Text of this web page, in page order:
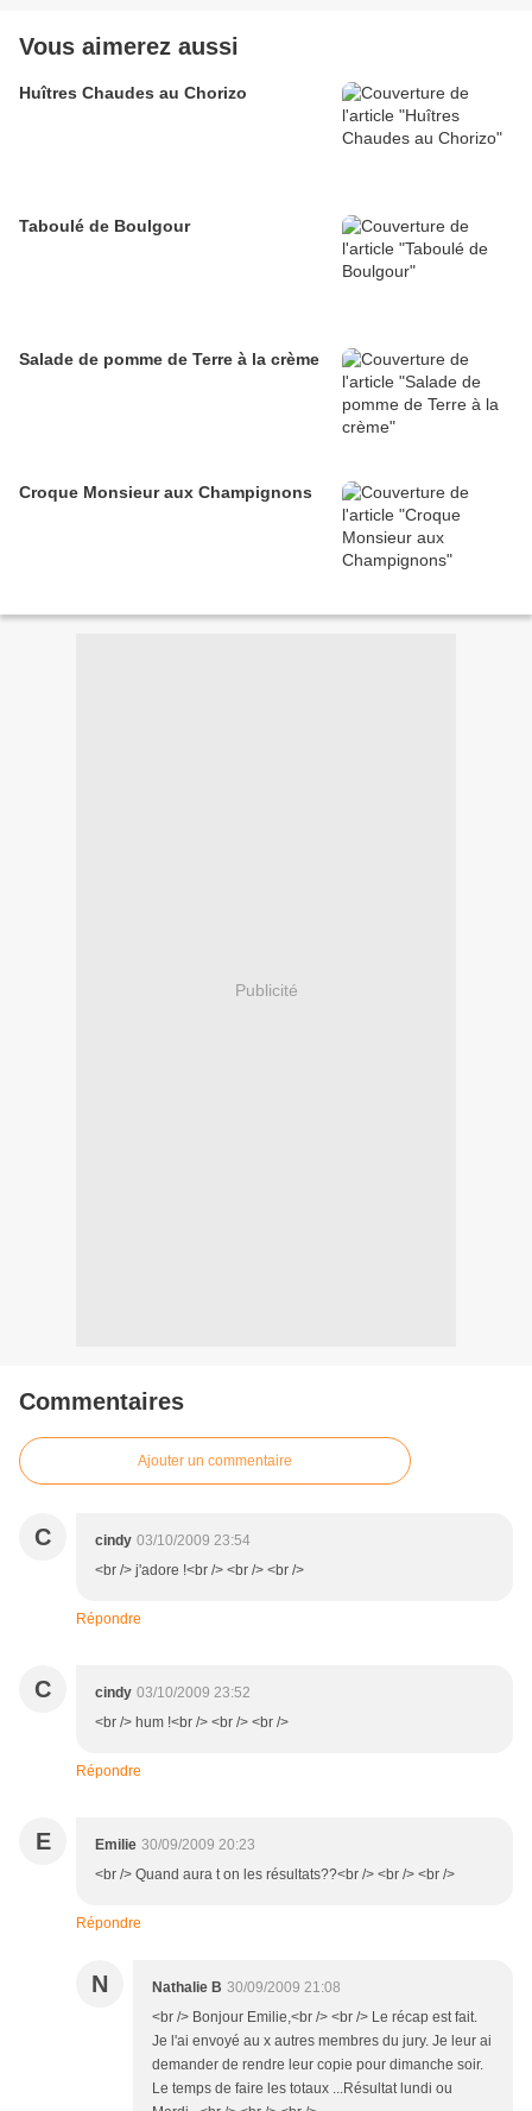
Vous aimerez aussi
Huîtres Chaudes au Chorizo
Taboulé de Boulgour
Salade de pomme de Terre à la crème
Croque Monsieur aux Champignons
Publicité
Commentaires
Ajouter un commentaire
C cindy 03/10/2009 23:54
<br /> j'adore !<br /> <br /> <br />
Répondre
C cindy 03/10/2009 23:52
<br /> hum !<br /> <br /> <br />
Répondre
E Emilie 30/09/2009 20:23
<br /> Quand aura t on les résultats??<br /> <br /> <br />
Répondre
N Nathalie B 30/09/2009 21:08
<br /> Bonjour Emilie,<br /> <br /> Le récap est fait.
Je l'ai envoyé au x autres membres du jury. Je leur ai
demander de rendre leur copie pour dimanche soir.
Le temps de faire les totaux ...Résultat lundi ou